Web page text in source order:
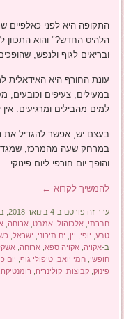
התקופה היא לפני
הלהיט החדש?" והוא התכוון
ובריאים לגוף ולנפש,
עונת החורף היא האידאלית
במעילים, צעיפים וכובעים,
למים מהבילים ומרגיעים. אין
בעצם יש, אפשר להגדיל את
במרחק שעה מהמרכז,
והופך יום חורפי ליום פינוקי.
להמשיך לקרוא ←
ערך זה פורסם ב-4 בינואר 2018, ב-
חברתי ,אלכוהול ,אמבט ,ארוחה ,
טבע יופי יין ים תיכוני ישראל
ב-אקויה ,אקויה ספא ,ארוחה ,
חופשי ,חמי יואב ,טיפולי גוף יום
פינוק ,קבוצות ,קולינריה רומנטיקה